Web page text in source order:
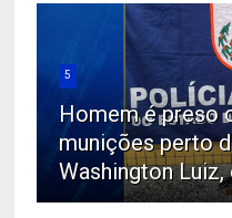
5
Homem é preso
munições perto
Washington Luiz,